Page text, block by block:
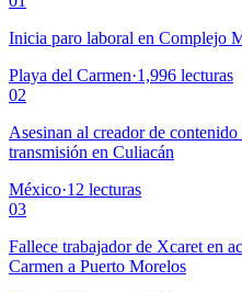
Inicia paro laboral en Complejo
Playa del Carmen·1,996 lecturas
02
Asesinan al creador de
transmisión en Culiacán
México·12 lecturas
03
Fallece trabajador de Xcaret en
Carmen a Puerto Morelos